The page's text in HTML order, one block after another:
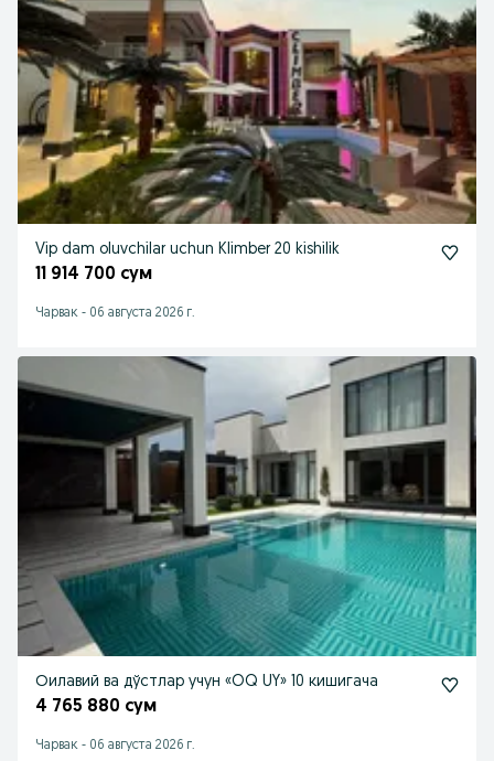
Vip dam oluvchilar uchun Klimber 20 kishilik
11 914 700 сум
Чарвак - 06 августа 2026 г.
Оилавий ва дўстлар учун «OQ UY» 10 кишигача
4 765 880 сум
Чарвак - 06 августа 2026 г.